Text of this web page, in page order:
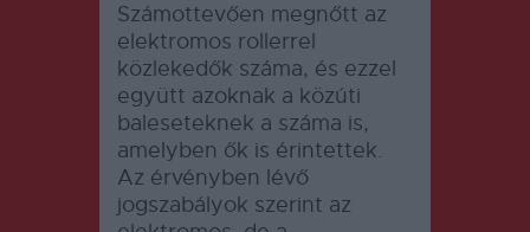
Számottevően megnőtt az
elektromos rollerrel
közlekedők száma, és ezzel
együtt azoknak a közúti
baleseteknek a száma is,
amelyben ők is érintettek.
Az érvényben lévő
jogszabályok szerint az